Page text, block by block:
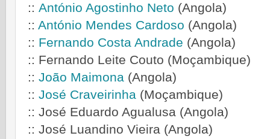
:: António Agostinho Neto (Angola)
:: António Mendes Cardoso (Angola)
:: Fernando Costa Andrade (Angola)
:: Fernando Leite Couto (Moçambique)
:: João Maimona (Angola)
:: José Craveirinha (Moçambique)
:: José Eduardo Agualusa (Angola)
:: José Luandino Vieira (Angola)